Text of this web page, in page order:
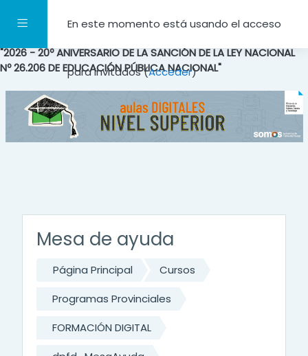
Panel lateralEn este momento está usando el acceso
para invitados (Acceder)
"2026 - 20º ANIVERSARIO DE LA SANCIÓN DE LA LEY NACIONAL
Nº 26.206 DE EDUCACIÓN PÚBLICA NACIONAL"
Mesa de ayuda
Página Principal
Cursos
Programas Provinciales
FORMACIÓN DIGITAL